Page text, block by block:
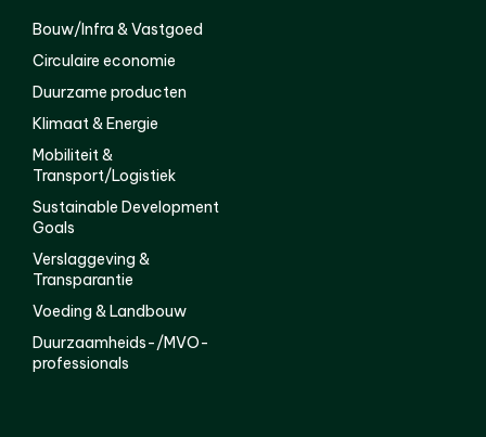
Bouw/Infra & Vastgoed
Circulaire economie
Duurzame producten
Klimaat & Energie
Mobiliteit &
Transport/Logistiek
Sustainable Development
Goals
Verslaggeving &
Transparantie
Voeding & Landbouw
Duurzaamheids-/MVO-
professionals